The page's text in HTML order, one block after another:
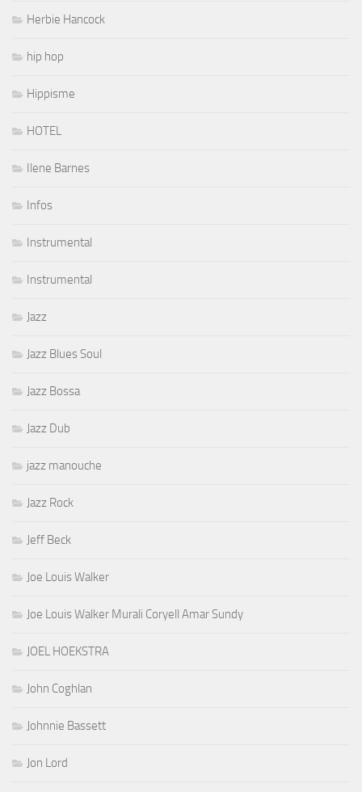
Herbie Hancock
hip hop
Hippisme
HOTEL
Ilene Barnes
Infos
Instrumental
Instrumental
Jazz
Jazz Blues Soul
Jazz Bossa
Jazz Dub
jazz manouche
Jazz Rock
Jeff Beck
Joe Louis Walker
Joe Louis Walker Murali Coryell Amar Sundy
JOEL HOEKSTRA
John Coghlan
Johnnie Bassett
Jon Lord